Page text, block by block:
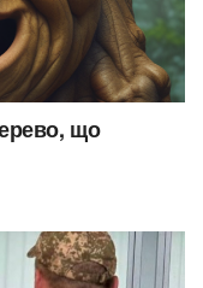
що